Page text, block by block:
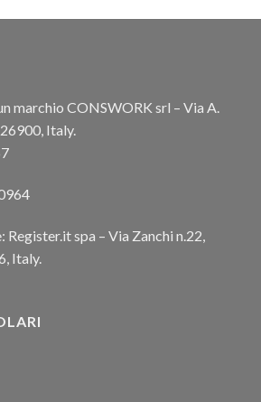
marchio CONSWORK srl – Via A.
Italy.
spa – Via Zanchi n.22,
Italy.